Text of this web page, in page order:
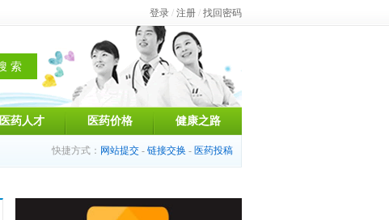
登录 / 注册 / 找回密码
医药人才 医药价格 健康之路
快捷方式： 网站提交 - 链接交换 - 医药投稿